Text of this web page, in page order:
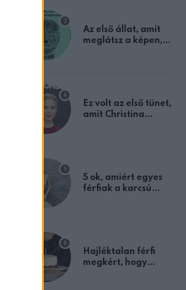
Az első állat, amit
meglátsz a képen,
Ez volt az első tünet,
amit Christina
5 ok, amiért egyes
férfiak a karcsú
Hajléktalan férfi
megkért, hogy